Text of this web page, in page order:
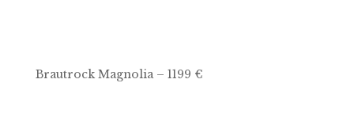
Brautrock Magnolia – 1199 €